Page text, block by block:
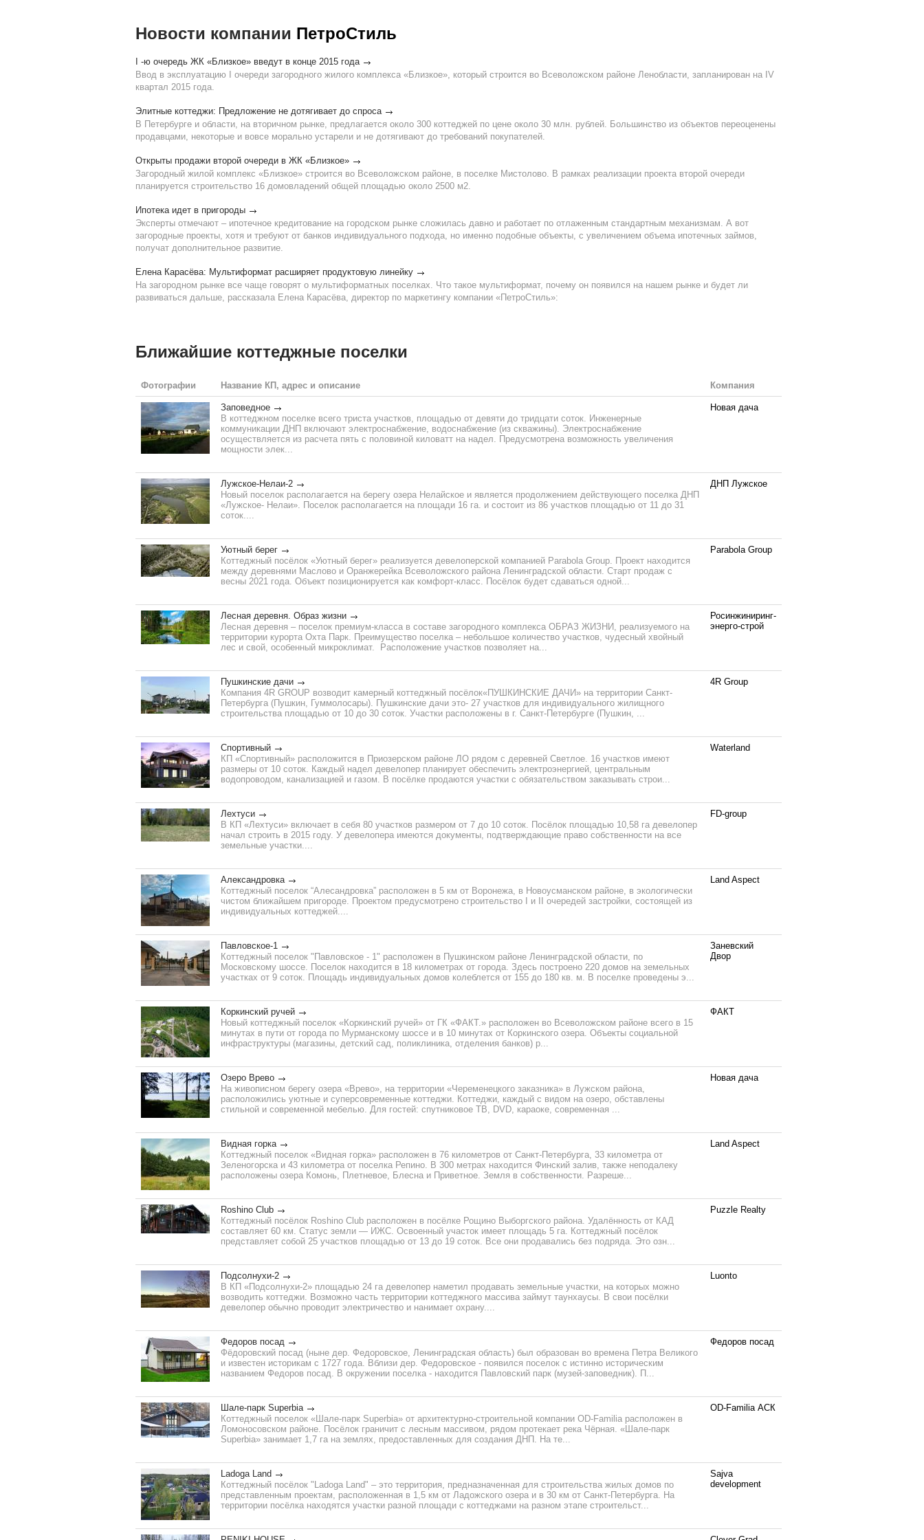
Новости компании ПетроСтиль
I -ю очередь ЖК «Близкое» введут в конце 2015 года
Ввод в эксплуатацию I очереди загородного жилого комплекса «Близкое», который строится во Всеволожском районе Ленобласти, запланирован на IV
квартал 2015 года.
Элитные коттеджи: Предложение не дотягивает до спроса
В Петербурге и области, на вторичном рынке, предлагается около 300 коттеджей по цене около 30 млн. рублей. Большинство из объектов переоценены
продавцами, некоторые и вовсе морально устарели и не дотягивают до требований покупателей.
Открыты продажи второй очереди в ЖК «Близкое»
Загородный жилой комплекс «Близкое» строится во Всеволожском районе, в поселке Мистолово. В рамках реализации проекта второй очереди
планируется строительство 16 домовладений общей площадью около 2500 м2.
Ипотека идет в пригороды
Эксперты отмечают – ипотечное кредитование на городском рынке сложилась давно и работает по отлаженным стандартным механизмам. А вот
загородные проекты, хотя и требуют от банков индивидуального подхода, но именно подобные объекты, с увеличением объема ипотечных займов,
получат дополнительное развитие.
Елена Карасёва: Мультиформат расширяет продуктовую линейку
На загородном рынке все чаще говорят о мультиформатных поселках. Что такое мультиформат, почему он появился на нашем рынке и будет ли
развиваться дальше, рассказала Елена Карасёва, директор по маркетингу компании «ПетроСтиль»:
Ближайшие коттеджные поселки
Фотографии Название КП, адрес и описание Компания
Заповедное
В коттеджном поселке всего триста участков, площадью от девяти до тридцати соток. Инженерные
коммуникации ДНП включают электроснабжение, водоснабжение (из скважины). Электроснабжение
осуществляется из расчета пять с половиной киловатт на надел. Предусмотрена возможность увеличения
мощности элек...
Новая дача
Лужское-Нелаи-2
Новый поселок располагается на берегу озера Нелайское и является продолжением действующего поселка ДНП
«Лужское- Нелаи». Поселок располагается на площади 16 га. и состоит из 86 участков площадью от 11 до 31
соток....
ДНП Лужское
Уютный берег
Коттеджный посёлок «Уютный берег» реализуется девелоперской компанией Parabola Group. Проект находится
между деревнями Маслово и Оранжерейка Всеволожского района Ленинградской области. Старт продаж с
весны 2021 года. Объект позиционируется как комфорт-класс. Посёлок будет сдаваться одной...
Parabola Group
Лесная деревня. Образ жизни
Лесная деревня – поселок премиум-класса в составе загородного комплекса ОБРАЗ ЖИЗНИ, реализуемого на
территории курорта Охта Парк. Преимущество поселка – небольшое количество участков, чудесный хвойный
лес и свой, особенный микроклимат. Расположение участков позволяет на...
Росинжиниринг-
энерго-строй
Пушкинские дачи
Компания 4R GROUP возводит камерный коттеджный посёлок«ПУШКИНСКИЕ ДАЧИ» на территории Санкт-
Петербурга (Пушкин, Гуммолосары). Пушкинские дачи это- 27 участков для индивидуального жилищного
строительства площадью от 10 до 30 соток. Участки расположены в г. Санкт-Петербурге (Пушкин, ...
4R Group
Спортивный
КП «Спортивный» расположится в Приозерском районе ЛО рядом с деревней Светлое. 16 участков имеют
размеры от 10 соток. Каждый надел девелопер планирует обеспечить электроэнергией, центральным
водопроводом, канализацией и газом. В посёлке продаются участки с обязательством заказывать строи...
Waterland
Лехтуси
В КП «Лехтуси» включает в себя 80 участков размером от 7 до 10 соток. Посёлок площадью 10,58 га девелопер
начал строить в 2015 году. У девелопера имеются документы, подтверждающие право собственности на все
земельные участки....
FD-group
Александровка
Коттеджный поселок “Алесандровка” расположен в 5 км от Воронежа, в Новоусманском районе, в экологически
чистом ближайшем пригороде. Проектом предусмотрено строительство I и II очередей застройки, состоящей из
индивидуальных коттеджей....
Land Aspect
Павловское-1
Коттеджный поселок "Павловское - 1" расположен в Пушкинском районе Ленинградской области, по
Московскому шоссе. Поселок находится в 18 километрах от города. Здесь построено 220 домов на земельных
участках от 9 соток. Площадь индивидуальных домов колеблется от 155 до 180 кв. м. В поселке проведены э...
Заневский
Двор
Коркинский ручей
Новый коттеджный поселок «Коркинский ручей» от ГК «ФАКТ.» расположен во Всеволожском районе всего в 15
минутах в пути от города по Мурманскому шоссе и в 10 минутах от Коркинского озера. Объекты социальной
инфраструктуры (магазины, детский сад, поликлиника, отделения банков) р...
ФАКТ
Озеро Врево
На живописном берегу озера «Врево», на территории «Череменецкого заказника» в Лужском района,
расположились уютные и суперсовременные коттеджи. Коттеджи, каждый с видом на озеро, обставлены
стильной и современной мебелью. Для гостей: спутниковое ТВ, DVD, караоке, современная ...
Новая дача
Видная горка
Коттеджный поселок «Видная горка» расположен в 76 километров от Санкт-Петербурга, 33 километра от
Зеленогорска и 43 километра от поселка Репино. В 300 метрах находится Финский залив, также неподалеку
расположены озера Комонь, Плетневое, Блесна и Приветное. Земля в собственности. Разреше...
Land Aspect
Roshino Club
Коттеджный посёлок Roshino Club расположен в посёлке Рощино Выборгского района. Удалённость от КАД
составляет 60 км. Статус земли — ИЖС. Освоенный участок имеет площадь 5 га. Коттеджный посёлок
представляет собой 25 участков площадью от 13 до 19 соток. Все они продавались без подряда. Это озн...
Puzzle Realty
Подсолнухи-2
В КП «Подсолнухи-2» площадью 24 га девелопер наметил продавать земельные участки, на которых можно
возводить коттеджи. Возможно часть территории коттеджного массива займут таунхаусы. В свои посёлки
девелопер обычно проводит электричество и нанимает охрану....
Luonto
Федоров посад
Фёдоровский посад (ныне дер. Федоровское, Ленинградская область) был образован во времена Петра Великого
и известен историкам с 1727 года. Вблизи дер. Федоровское - появился поселок с истинно историческим
названием Федоров посад. В окружении поселка - находится Павловский парк (музей-заповедник). П...
Федоров посад
Шале-парк Superbia
Коттеджный поселок «Шале-парк Superbia» от архитектурно-строительной компании OD-Familia расположен в
Ломоносовском районе. Посёлок граничит с лесным массивом, рядом протекает река Чёрная. «Шале-парк
Superbia» занимает 1,7 га на землях, предоставленных для создания ДНП. На те...
OD-Familia АСК
Ladoga Land
Коттеджный посёлок "Ladoga Land" – это территория, предназначенная для строительства жилых домов по
представленным проектам, расположенная в 1,5 км от Ладожского озера и в 30 км от Санкт-Петербурга. На
территории посёлка находятся участки разной площади с коттеджами на разном этапе строительст...
Sajva
development